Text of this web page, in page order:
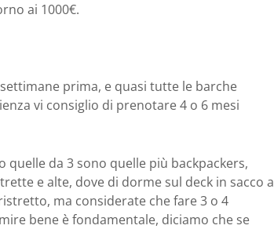
ai 1000€.
prima, e quasi tutte le barche
vi consiglio di prenotare 4 o 6 mesi
quelle da 3 sono quelle più backpackers,
e alte, dove di dorme sul deck in sacco a
ma considerate che fare 3 o 4
bene è fondamentale, diciamo che se